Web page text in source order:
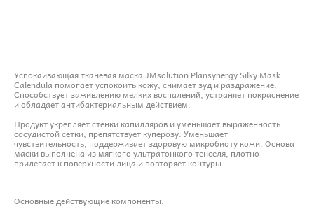
Успокаивающая тканевая маска JMsolution Plansynergy Silky Mask
Calendula помогает успокоить кожу, снимает зуд и раздражение.
Способствует заживлению мелких воспалений, устраняет покраснение
и обладает антибактериальным действием.
Продукт укрепляет стенки капилляров и уменьшает выраженность
сосудистой сетки, препятствует куперозу. Уменьшает
чувствительность, поддерживает здоровую микробиоту кожи. Основа
маски выполнена из мягкого ультратонкого тенселя, плотно
прилегает к поверхности лица и повторяет контуры.
Основные действующие компоненты: